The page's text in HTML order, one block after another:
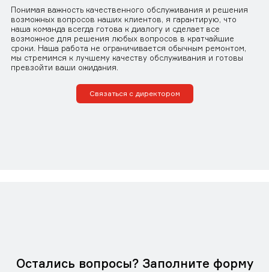
Понимая важность качественного обслуживания и решения
возможных вопросов наших клиентов, я гарантирую, что
наша команда всегда готова к диалогу и сделает все
возможное для решения любых вопросов в кратчайшие
сроки. Наша работа не ограничивается обычным ремонтом,
мы стремимся к лучшему качеству обслуживания и готовы
превзойти ваши ожидания.
Связаться с директором
Остались вопросы? Заполните форму